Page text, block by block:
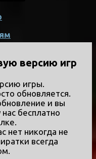
версию игр
игры.
обновляется.
и вы
бесплатно
нет никогда не
всегда